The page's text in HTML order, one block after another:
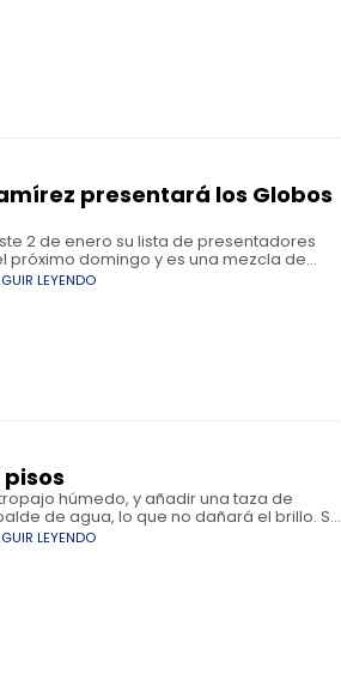
presentará los Globos
2 de enero su lista de presentadores
domingo y es una mezcla de
LEYENDO
húmedo, y añadir una taza de
de agua, lo que no dañará el brillo. Se
la LEYENDO